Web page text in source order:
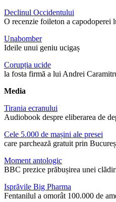
Declinul Occidentului
O recenzie foileton a capodoperei
Unabomber
Ideile unui geniu ucigaș
Corupția ucide
la fosta firmă a lui Andrei
Media
Tirania ecranului
Audiobook despre eliberarea de
Cele 5.000 de mașini ale presei
care parchează gratuit prin
Moment antologic
BBC prezice prăbușirea unei
Isprăvile Big Pharma
Fentanilul a omorât 100.000 de